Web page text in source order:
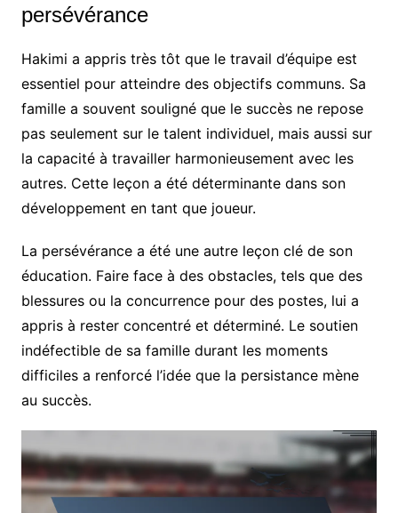
persévérance
Hakimi a appris très tôt que le travail d’équipe est
essentiel pour atteindre des objectifs communs. Sa
famille a souvent souligné que le succès ne repose
pas seulement sur le talent individuel, mais aussi sur
la capacité à travailler harmonieusement avec les
autres. Cette leçon a été déterminante dans son
développement en tant que joueur.
La persévérance a été une autre leçon clé de son
éducation. Faire face à des obstacles, tels que des
blessures ou la concurrence pour des postes, lui a
appris à rester concentré et déterminé. Le soutien
indéfectible de sa famille durant les moments
difficiles a renforcé l’idée que la persistance mène
au succès.